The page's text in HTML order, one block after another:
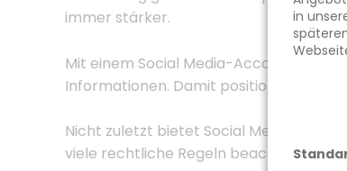
immer stärker.
Mit einem Social Media-Account für
Informationen. Damit positionieren Sie
Nicht zuletzt bietet Social Media
viele rechtliche Regeln beachten.
in